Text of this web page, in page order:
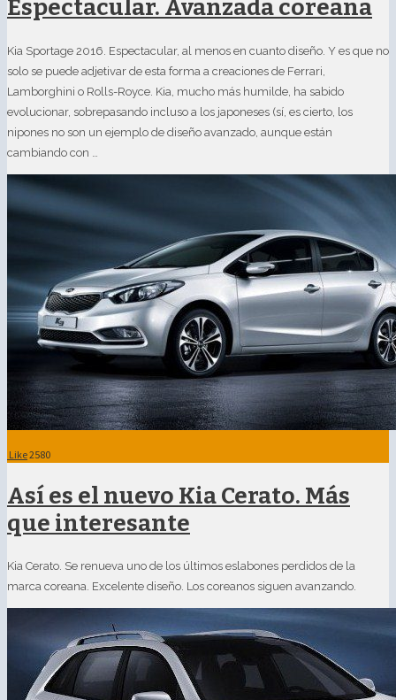
Espectacular. Avanzada coreana
Kia Sportage 2016. Espectacular, al menos en cuanto diseño. Y es que no
solo se puede adjetivar de esta forma a creaciones de Ferrari,
Lamborghini o Rolls-Royce. Kia, mucho más humilde, ha sabido
evolucionar, sobrepasando incluso a los japoneses (sí, es cierto, los
nipones no son un ejemplo de diseño avanzado, aunque están
cambiando con …
Like2580
Así es el nuevo Kia Cerato. Más
que interesante
Kia Cerato. Se renueva uno de los últimos eslabones perdidos de la
marca coreana. Excelente diseño. Los coreanos siguen avanzando.